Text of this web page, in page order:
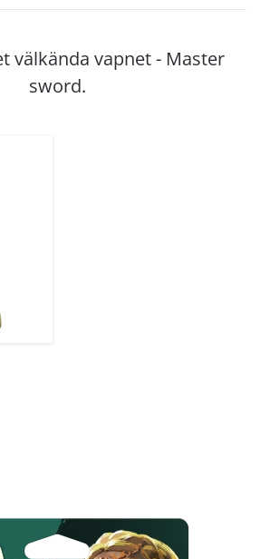
välkända vapnet - Master
sword.